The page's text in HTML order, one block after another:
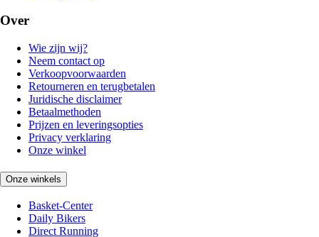
Over
Wie zijn wij?
Neem contact op
Verkoopvoorwaarden
Retourneren en terugbetalen
Juridische disclaimer
Betaalmethoden
Prijzen en leveringsopties
Privacy verklaring
Onze winkel
Onze winkels
Basket-Center
Daily Bikers
Direct Running